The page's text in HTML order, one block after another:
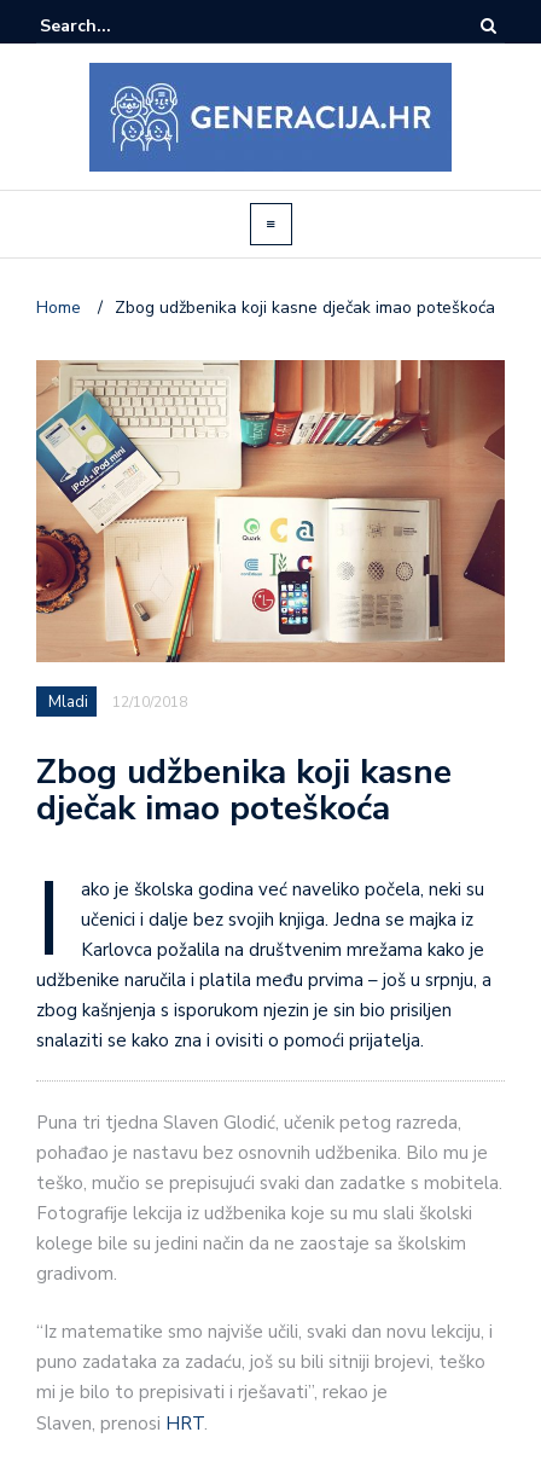
Home / Zbog udžbenika koji kasne dječak imao poteškoća
Mladi 12/10/2018
Zbog udžbenika koji kasne
dječak imao poteškoća
I
ako je školska godina već naveliko počela, neki su
učenici i dalje bez svojih knjiga. Jedna se majka iz
Karlovca požalila na društvenim mrežama kako je
udžbenike naručila i platila među prvima – još u srpnju, a
zbog kašnjenja s isporukom njezin je sin bio prisiljen
snalaziti se kako zna i ovisiti o pomoći prijatelja.
Puna tri tjedna Slaven Glodić, učenik petog razreda,
pohađao je nastavu bez osnovnih udžbenika. Bilo mu je
teško, mučio se prepisujući svaki dan zadatke s mobitela.
Fotografije lekcija iz udžbenika koje su mu slali školski
kolege bile su jedini način da ne zaostaje sa školskim
gradivom.
“Iz matematike smo najviše učili, svaki dan novu lekciju, i
puno zadataka za zadaću, još su bili sitniji brojevi, teško
mi je bilo to prepisivati i rješavati”, rekao je
Slaven, prenosi HRT.